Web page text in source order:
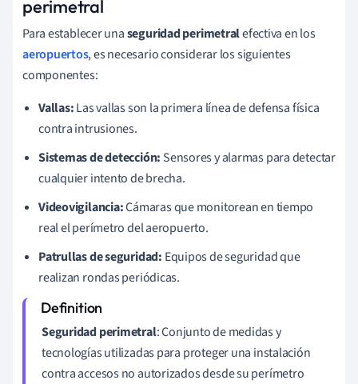
perimetral
Para establecer unaseguridad perimetralefectiva en los
aeropuertos, es necesario considerar los siguientes
componentes:
Vallas:Las vallas son la primera línea de defensa física
contra intrusiones.
Sistemas de detección: Sensores y alarmas para detectar
cualquier intento de brecha.
Videovigilancia:Cámaras que monitorean en tiempo
real el perímetro del aeropuerto.
Patrullas de seguridad: Equipos de seguridad que
realizan rondas periódicas.
Seguridad perimetral: Conjunto de medidas y
tecnologías utilizadas para proteger una instalación
contra accesos no autorizados desde su perímetro